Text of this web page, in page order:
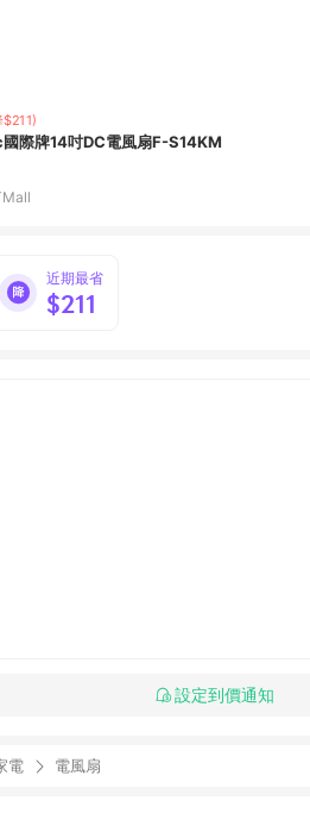
$211)
際牌14吋DC電風扇F-S14KM
近期最省
$211
設定到價通知
電 電風扇